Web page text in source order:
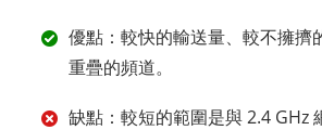
優點：較快的輸送量、較不擁擠
重疊的頻道。
缺點：較短的範圍是與 2.4 GHz